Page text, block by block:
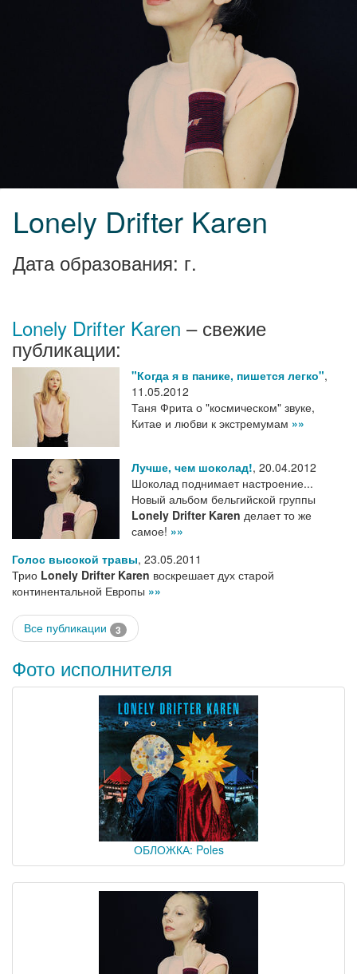
Lonely Drifter Karen
Дата образования: г.
Lonely Drifter Karen – свежие
публикации:
"Когда я в панике, пишется легко",
11.05.2012
Таня Фрита о "космическом" звуке,
Китае и любви к экстремумам »»
Лучше, чем шоколад!, 20.04.2012
Шоколад поднимает настроение...
Новый альбом бельгийской группы
Lonely Drifter Karen делает то же
самое! »»
Голос высокой травы, 23.05.2011
Трио Lonely Drifter Karen воскрешает дух старой
континентальной Европы »»
Все публикации 3
Фото исполнителя
ОБЛОЖКА: Poles